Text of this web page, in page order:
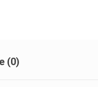
(0)